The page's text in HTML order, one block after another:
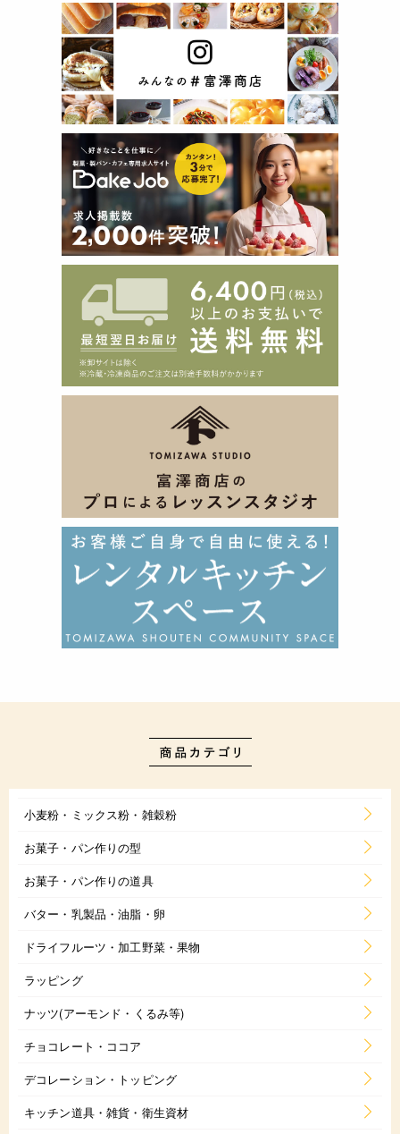
小麦粉・ミックス粉・雑穀粉
お菓子・パン作りの型
お菓子・パン作りの道具
バター・乳製品・油脂・卵
ドライフルーツ・加工野菜・果物
ラッピング
ナッツ(アーモンド・くるみ等)
チョコレート・ココア
デコレーション・トッピング
キッチン道具・雑貨・衛生資材